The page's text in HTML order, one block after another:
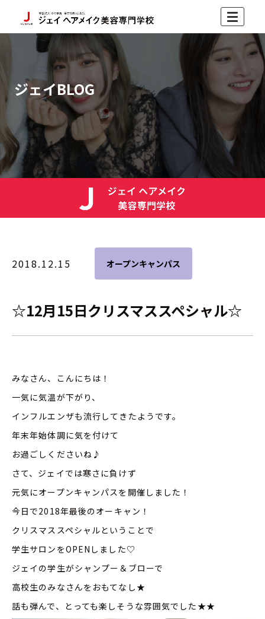
ジェイBLOG
2018.12.15 オープンキャンパス
☆12月15日クリスマススペシャル☆
みなさん、こんにちは！
一気に気温が下がり、
インフルエンザも流行してきたようです。
年末年始体調に気を付けて
お過ごしくださいね♪
さて、ジェイでは寒さに負けず
元気にオープンキャンパスを開催しました！
今日で2018年最後のオーキャン！
クリスマススペシャルということで
学生サロンをOPENしました♡
ジェイの学生がシャンプー＆ブローで
高校生のみなさんをおもてなし★
話も弾んで、とっても楽しそうな雰囲気でした★★